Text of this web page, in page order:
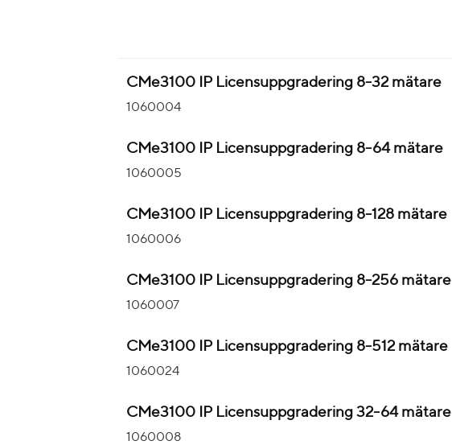
CMe3100 IP Licensuppgradering 8-32 mätare
1060004
CMe3100 IP Licensuppgradering 8-64 mätare
1060005
CMe3100 IP Licensuppgradering 8-128 mätare
1060006
CMe3100 IP Licensuppgradering 8-256 mätare
1060007
CMe3100 IP Licensuppgradering 8-512 mätare
1060024
CMe3100 IP Licensuppgradering 32-64 mätare
1060008